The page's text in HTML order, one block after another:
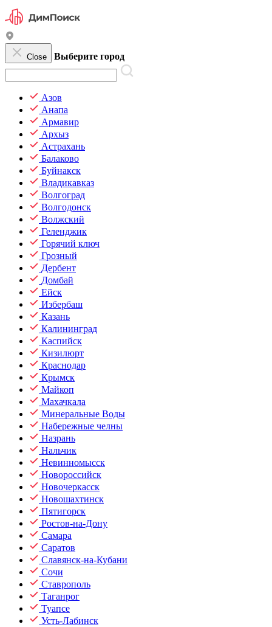
Close Выберите город
Азов
Анапа
Армавир
Архыз
Астрахань
Балаково
Буйнакск
Владикавказ
Волгоград
Волгодонск
Волжский
Геленджик
Горячий ключ
Грозный
Дербент
Домбай
Ейск
Избербаш
Казань
Калининград
Каспийск
Кизилюрт
Краснодар
Крымск
Майкоп
Махачкала
Минеральные Воды
Набережные челны
Назрань
Нальчик
Невинномысск
Новороссийск
Новочеркасск
Новошахтинск
Пятигорск
Ростов-на-Дону
Самара
Саратов
Славянск-на-Кубани
Сочи
Ставрополь
Таганрог
Туапсе
Усть-Лабинск